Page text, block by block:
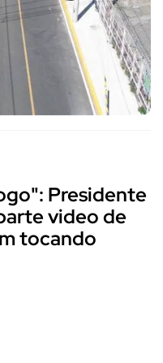
Presidente
video de
tocando